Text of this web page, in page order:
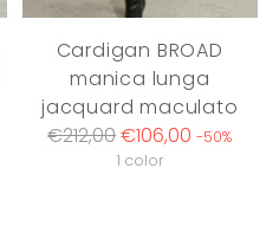
Cardigan BROAD
manica lunga
jacquard maculato
Regular
€212,00€106,00 -50%
1 color